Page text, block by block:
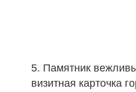
5. Памятник
визитная карточка